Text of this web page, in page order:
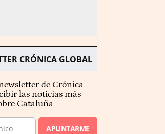
CRÓNICA GLOBAL
de Crónica
las noticias más
Cataluña
APUNTARME